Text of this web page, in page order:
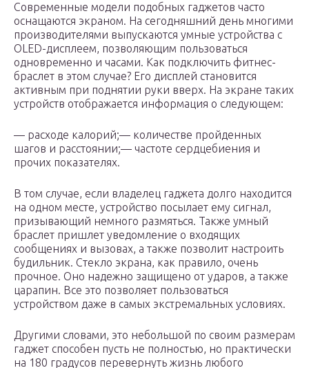
Современные модели подобных гаджетов часто
оснащаются экраном. На сегодняшний день многими
производителями выпускаются умные устройства с
OLED-дисплеем, позволяющим пользоваться
одновременно и часами. Как подключить фитнес-
браслет в этом случае? Его дисплей становится
активным при поднятии руки вверх. На экране таких
устройств отображается информация о следующем:
— расходе калорий;— количестве пройденных
шагов и расстоянии;— частоте сердцебиения и
прочих показателях.
В том случае, если владелец гаджета долго находится
на одном месте, устройство посылает ему сигнал,
призывающий немного размяться. Также умный
браслет пришлет уведомление о входящих
сообщениях и вызовах, а также позволит настроить
будильник. Стекло экрана, как правило, очень
прочное. Оно надежно защищено от ударов, а также
царапин. Все это позволяет пользоваться
устройством даже в самых экстремальных условиях.
Другими словами, это небольшой по своим размерам
гаджет способен пусть не полностью, но практически
на 180 градусов перевернуть жизнь любого